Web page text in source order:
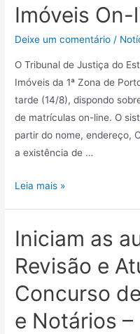
Imóveis On-
Deixe um comentário /
O Tribunal de Justiça do
Imóveis da 1ª Zona de
tarde (14/8), dispondo
de matrículas on-line. O
partir do nome, endereço,
a existência de …
Leia mais »
Iniciam as
Revisão e
Concurso
e Notários –